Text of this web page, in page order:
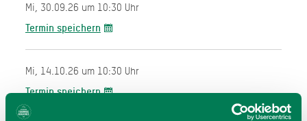
Mi, 30.09.26 um 10:30 Uhr
Termin speichern
Mi, 14.10.26 um 10:30 Uhr
Termin speichern